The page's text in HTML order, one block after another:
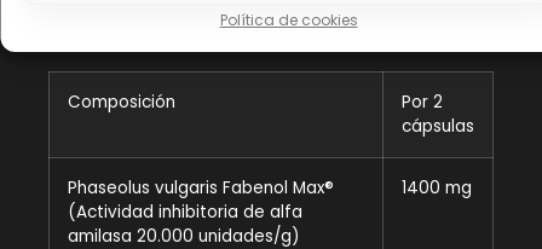
Política de cookies
Composición
Por 2
cápsulas
Phaseolus vulgaris Fabenol Max®
(Actividad inhibitoria de alfa
amilasa 20.000 unidades/g)
1400 mg